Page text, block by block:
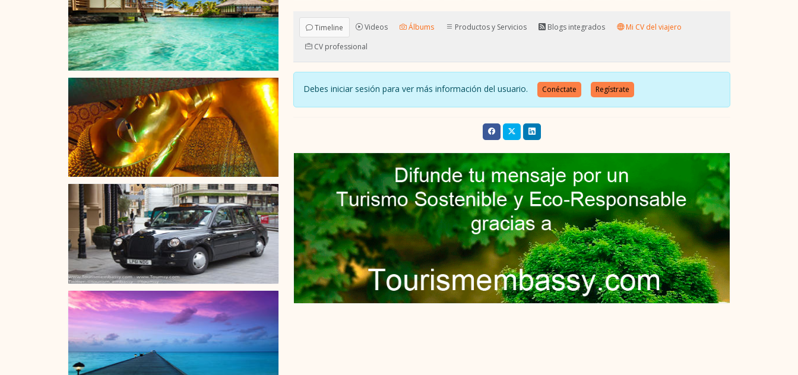
Timeline Videos Álbums Productos y Servicios Blogs integrados
Mi CV del viajero
CV professional
Debes iniciar sesión para ver más información del usuario. Conéctate Regístrate